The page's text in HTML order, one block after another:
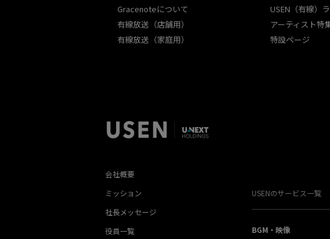
Gracenoteについて
有線放送（店舗用）
有線放送（家庭用）
USEN（有線）
アーティスト特
特設ページ
会社概要
ミッション
社長メッセージ
役員一覧
USENのサービス一覧
BGM・映像